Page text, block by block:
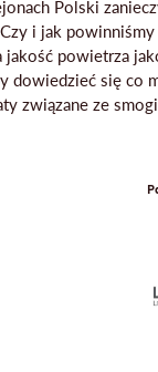
Polski
i jak
jakość powietrza
dowiedzieć się co
związane ze